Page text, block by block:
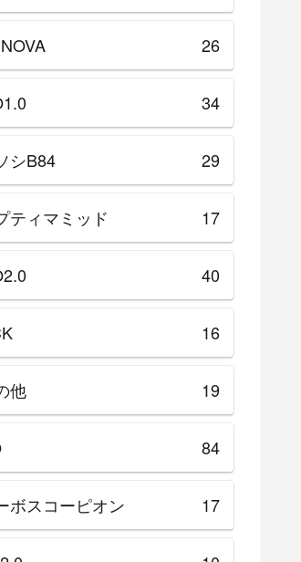
26
34
シB84 29
ティマミッド 17
40
16
他 19
84
ボスコーピオン 17